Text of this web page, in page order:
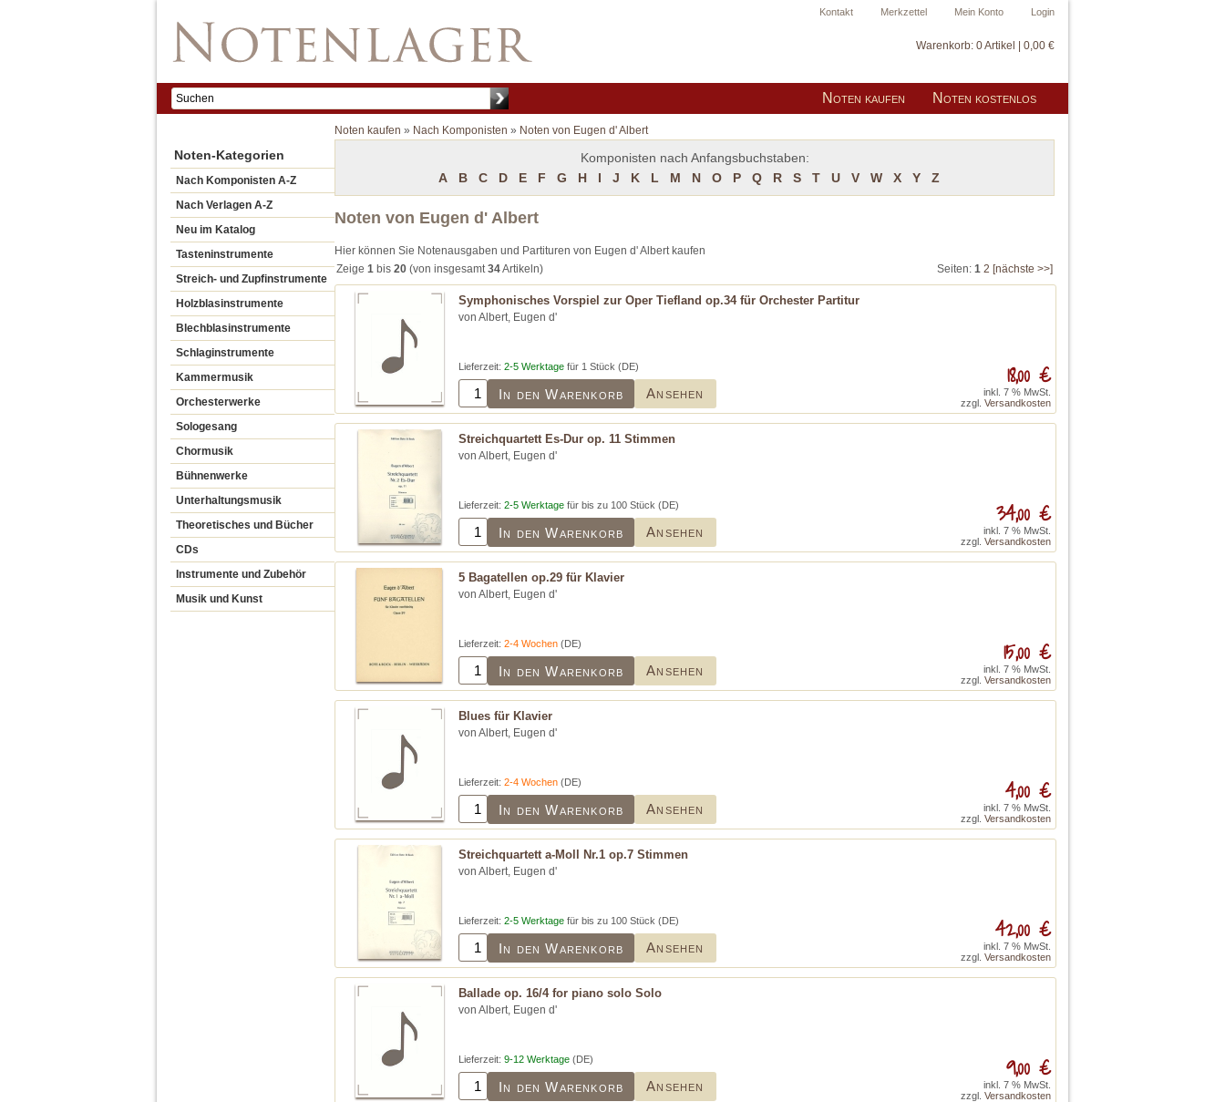
Login
Mein Konto
Merkzettel
Kontakt
Warenkorb: 0 Artikel | 0,00 €
Noten kaufen Noten kostenlos
Noten-Kategorien
Nach Komponisten A-Z
Nach Verlagen A-Z
Neu im Katalog
Tasteninstrumente
Streich- und Zupfinstrumente
Holzblasinstrumente
Blechblasinstrumente
Schlaginstrumente
Kammermusik
Orchesterwerke
Sologesang
Chormusik
Bühnenwerke
Unterhaltungsmusik
Theoretisches und Bücher
CDs
Instrumente und Zubehör
Musik und Kunst
Noten kaufen » Nach Komponisten » Noten von Eugen d' Albert
Komponisten nach Anfangsbuchstaben:
A
B C D E F G H I J K L M N O P Q R S T U V W X Y Z
Noten von Eugen d' Albert
Hier können Sie Notenausgaben und Partituren von Eugen d' Albert kaufen
Zeige 1 bis 20 (von insgesamt34Artikeln) Seiten: 1 2 [nächste >>]
Symphonisches Vorspiel zur Oper Tiefland op.34 für Orchester Partitur
von Albert, Eugen d'
Lieferzeit: 2-5 Werktage für 1 Stück (DE)
In den Warenkorb Ansehen
18,00 €
inkl. 7 % MwSt.
zzgl. Versandkosten
Streichquartett Es-Dur op. 11 Stimmen
von Albert, Eugen d'
Lieferzeit: 2-5 Werktage für bis zu 100 Stück (DE)
In den Warenkorb Ansehen
34,00 €
inkl. 7 % MwSt.
zzgl. Versandkosten
5 Bagatellen op.29 für Klavier
von Albert, Eugen d'
Lieferzeit: 2-4 Wochen (DE)
In den Warenkorb Ansehen
15,00 €
inkl. 7 % MwSt.
zzgl. Versandkosten
Blues für Klavier
von Albert, Eugen d'
Lieferzeit: 2-4 Wochen (DE)
In den Warenkorb Ansehen
4,00 €
inkl. 7 % MwSt.
zzgl. Versandkosten
Streichquartett a-Moll Nr.1 op.7 Stimmen
von Albert, Eugen d'
Lieferzeit: 2-5 Werktage für bis zu 100 Stück (DE)
In den Warenkorb Ansehen
42,00 €
inkl. 7 % MwSt.
zzgl. Versandkosten
Ballade op. 16/4 for piano solo Solo
von Albert, Eugen d'
Lieferzeit: 9-12 Werktage (DE)
In den Warenkorb Ansehen
9,00 €
inkl. 7 % MwSt.
zzgl. Versandkosten